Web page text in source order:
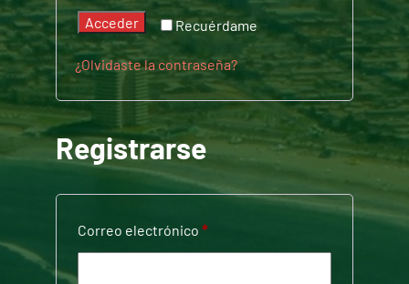
Recuérdame
Acceder
¿Olvidaste la contraseña?
Registrarse
Correo electrónico *Obligatorio